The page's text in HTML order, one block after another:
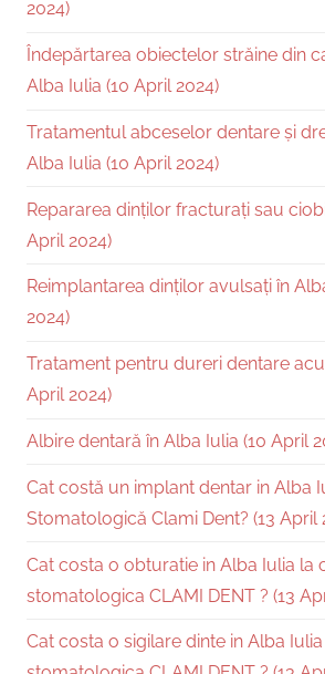
2024)
Îndepărtarea obiectelor străine din
Alba Iulia (10 April 2024)
Tratamentul abceselor dentare și
Alba Iulia (10 April 2024)
Repararea dinților fracturați sau
April 2024)
Reimplantarea dinților avulsați în
2024)
Tratament pentru dureri dentare
April 2024)
Albire dentară în Alba Iulia (10 April
Cat costă un implant dentar in Alba
Stomatologică Clami Dent? (13 April
Cat costa o obturatie in Alba Iulia la
stomatologica CLAMI DENT ? (13
Cat costa o sigilare dinte in Alba